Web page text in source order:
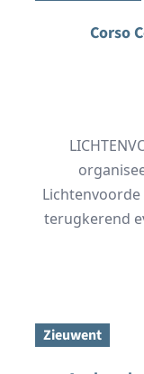
Corso
terugkerend
Zieuwent